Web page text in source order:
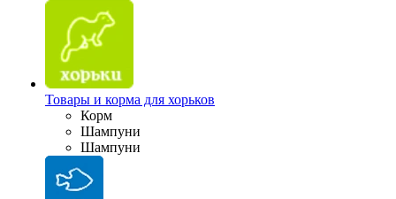
Товары и корма для хорьков
Корм
Шампуни
Шампуни